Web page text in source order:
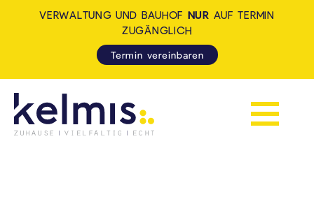
Navigation
VERWALTUNG UND BAUHOF NUR AUF TERMIN
ZUGÄNGLICH
Termin vereinbaren